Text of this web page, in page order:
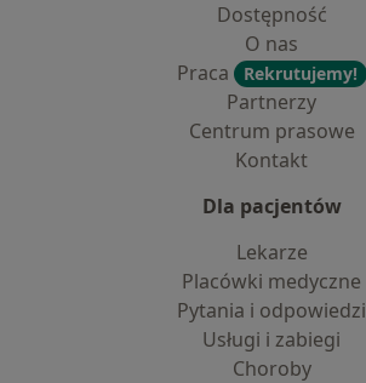
Dostępność
O nas
Praca
Rekrutujemy!
Partnerzy
Centrum prasowe
Kontakt
Dla pacjentów
Lekarze
Placówki medyczne
Pytania i odpowiedzi
Usługi i zabiegi
Choroby